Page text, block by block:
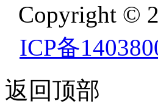
Copyright ©
ICP备
返回顶部